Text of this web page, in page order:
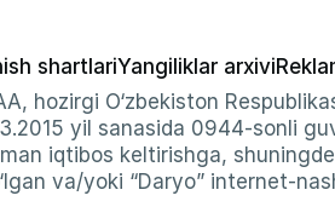
shartlariYangiliklar arxivi
hozirgi O‘zbekiston
yil sanasida 0944-sonli
iqtibos keltirishga,
va/yoki “Daryo” internet-